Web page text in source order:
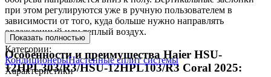
при этом регулируются уже в ручную пользователем в
зависимости от того, куда больше нужно направлять
охлажденный или теплый воздух.
Особенности и преимущества Haier HSU-
12HPL303/R3/HSU-12HPL103/R3 Coral 2025:
Показать полностью
Категории:
КондиционерыНастенные сплит системы
Характеристики